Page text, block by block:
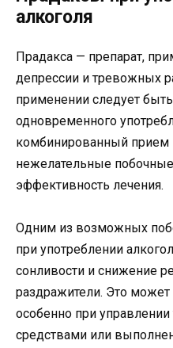
алкоголя
Прадакса — препарат,
депрессии и тревожных
применении следует
одновременного
комбинированный
нежелательные
эффективность лечения.
Одним из возможных
при употреблении
сонливости и снижение
раздражители. Это может
особенно при
средствами или